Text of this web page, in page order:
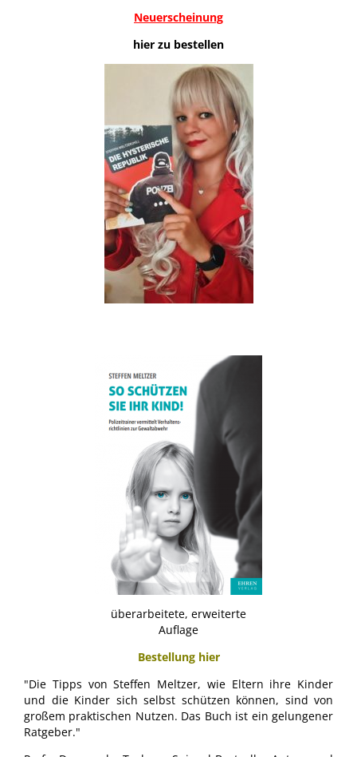
Neuerscheinung
hier zu bestellen
überarbeitete, erweiterte
Auflage
Bestellung hier
"Die Tipps von Steffen Meltzer, wie Eltern ihre Kinder
und die Kinder sich selbst schützen können, sind von
großem praktischen Nutzen. Das Buch ist ein gelungener
Ratgeber."